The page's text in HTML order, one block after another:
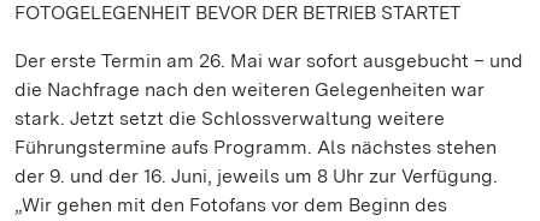
FOTOGELEGENHEIT BEVOR DER BETRIEB STARTET
Der erste Termin am 26. Mai war sofort ausgebucht – und
die Nachfrage nach den weiteren Gelegenheiten war
stark. Jetzt setzt die Schlossverwaltung weitere
Führungstermine aufs Programm. Als nächstes stehen
der 9. und der 16. Juni, jeweils um 8 Uhr zur Verfügung.
„Wir gehen mit den Fotofans vor dem Beginn des